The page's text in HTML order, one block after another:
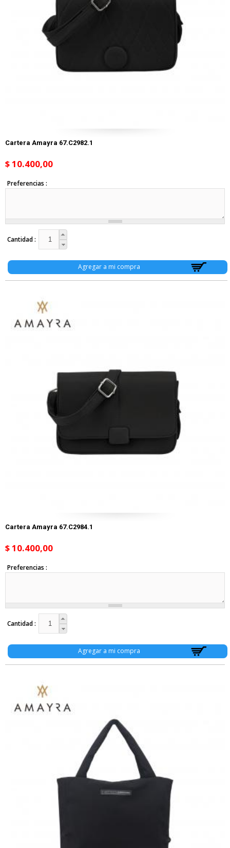
Cartera Amayra 67.C2982.1
$ 10.400,00
Preferencias
Cantidad
Cartera Amayra 67.C2984.1
$ 10.400,00
Preferencias
Cantidad